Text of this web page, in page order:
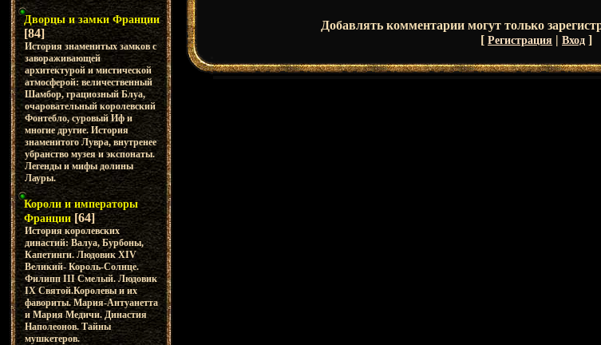
Дворцы и замки Франции
[84]
История знаменитых замков с
завораживающей
архитектурой и мистической
атмосферой: величественный
Шамбор, грациозный Блуа,
очаровательный королевский
Фонтебло, суровый Иф и
многие другие. История
знаменитого Лувра, внутренее
убранство музея и экспонаты.
Легенды и мифы долины
Лауры.
Короли и императоры
Франции [64]
История королевских
династий: Валуа, Бурбоны,
Капетинги. Людовик XIV
Великий- Король-Солнце.
Филипп III Смелый. Людовик
IX Святой.Королевы и их
фавориты. Мария-Антуанетта
и Мария Медичи. Династия
Наполеонов. Тайны
мушкетеров.
Добавлять комментарии могут только
[ Регистрация | Вход ]